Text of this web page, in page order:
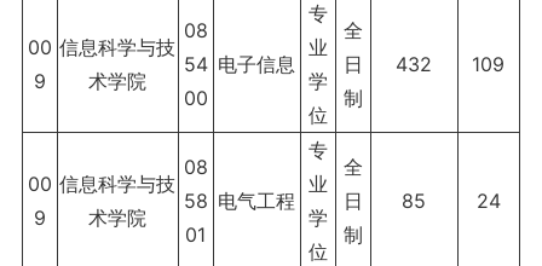
00
9
信息科学与技
术学院
08
54
00
电子信息
专
业
学
位
全
日
制
432 109
00
9
信息科学与技
术学院
08
58
01
电气工程
专
业
学
位
全
日
制
85 24